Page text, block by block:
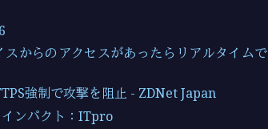
からのアクセスがあったらリアルタイムで
強制で攻撃を阻止 - ZDNet Japan
ンパクト：ITpro